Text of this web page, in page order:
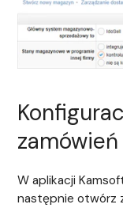
zamówień
W aplikacji
następnie otwórz